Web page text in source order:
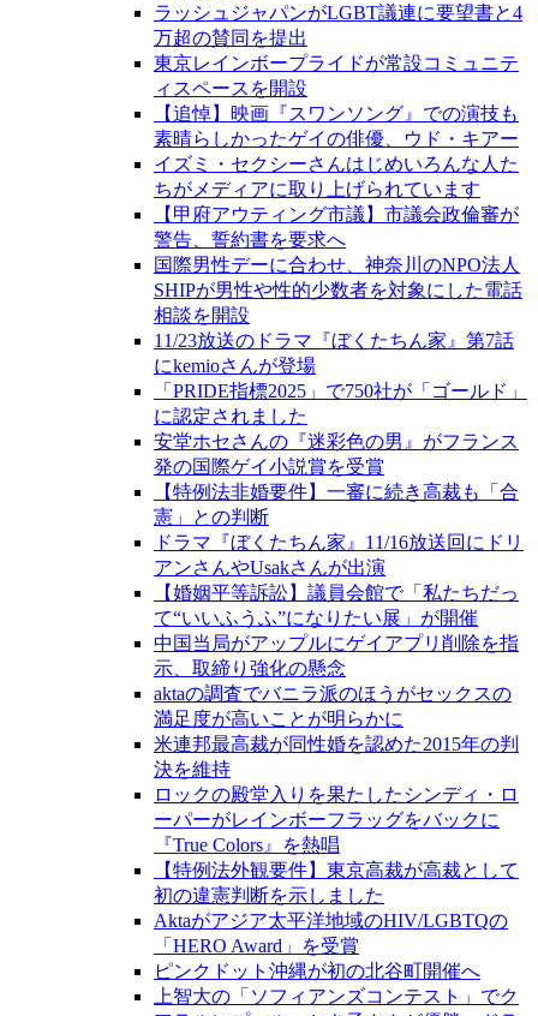
ラッシュジャパンがLGBT議連に要望書と4
万超の賛同を提出
東京レインボープライドが常設コミュニテ
ィスペースを開設
【追悼】映画『スワンソング』での演技も
素晴らしかったゲイの俳優、ウド・キアー
イズミ・セクシーさんはじめいろんな人た
ちがメディアに取り上げられています
【甲府アウティング市議】市議会政倫審が
警告、誓約書を要求へ
国際男性デーに合わせ、神奈川のNPO法人
SHIPが男性や性的少数者を対象にした電話
相談を開設
11/23放送のドラマ『ぼくたちん家』第7話
にkemioさんが登場
「PRIDE指標2025」で750社が「ゴールド」
に認定されました
安堂ホセさんの『迷彩色の男』がフランス
発の国際ゲイ小説賞を受賞
【特例法非婚要件】一審に続き高裁も「合
憲」との判断
ドラマ『ぼくたちん家』11/16放送回にドリ
アンさんやUsakさんが出演
【婚姻平等訴訟】議員会館で「私たちだっ
て“いいふうふ”になりたい展」が開催
中国当局がアップルにゲイアプリ削除を指
示、取締り強化の懸念
aktaの調査でバニラ派のほうがセックスの
満足度が高いことが明らかに
米連邦最高裁が同性婚を認めた2015年の判
決を維持
ロックの殿堂入りを果たしたシンディ・ロ
ーパーがレインボーフラッグをバックに
『True Colors』を熱唱
【特例法外観要件】東京高裁が高裁として
初の違憲判断を示しました
Aktaがアジア太平洋地域のHIV/LGBTQの
「HERO Award」を受賞
ピンクドット沖縄が初の北谷町開催へ
上智大の「ソフィアンズコンテスト」でク